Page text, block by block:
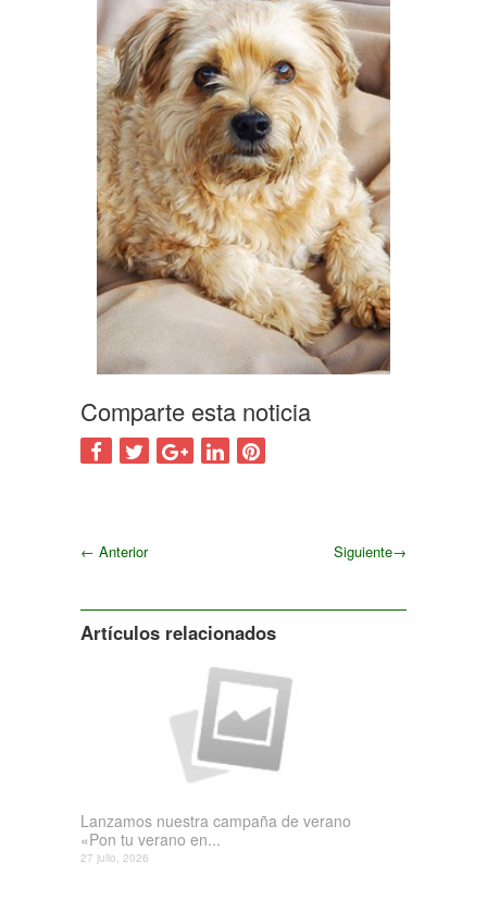
Comparte esta noticia
← Anterior Siguiente→
Artículos relacionados
Lanzamos nuestra campaña de verano
«Pon tu verano en...
27 julio, 2026